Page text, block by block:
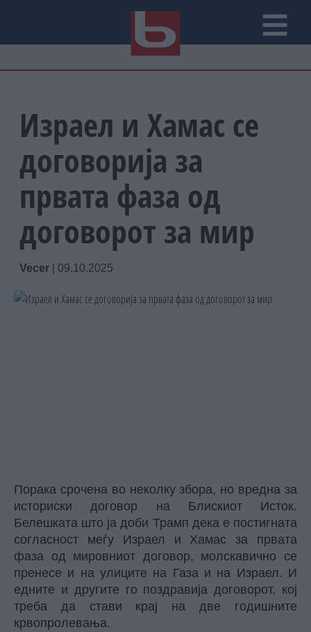
Израел и Хамас се
договорија за
првата фаза од
договорот за мир
Vecer 09.10.2025
Порака срочена во неколку збора, но вредна за
историски договор на Блискиот Исток.
Белешката што ја доби Трамп дека е постигната
согласност меѓу Израел и Хамас за првата
фаза од мировниот договор, молскавично се
пренесе и на улиците на Газа и на Израел. И
едните и другите го поздравија договорот, кој
треба да стави крај на две годишните
крвопролевања.